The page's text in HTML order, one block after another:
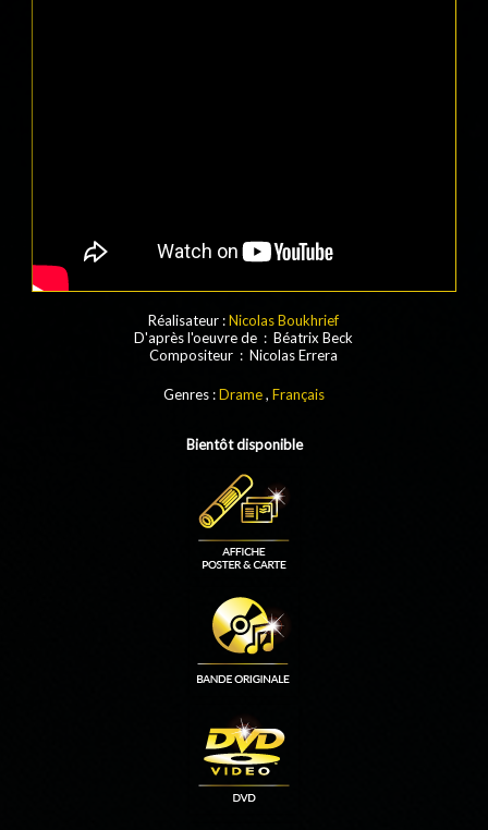
Réalisateur :Nicolas Boukhrief
D'après l'oeuvre de : Béatrix Beck
Compositeur : Nicolas Errera
Genres :Drame, Français
Bientôt disponible